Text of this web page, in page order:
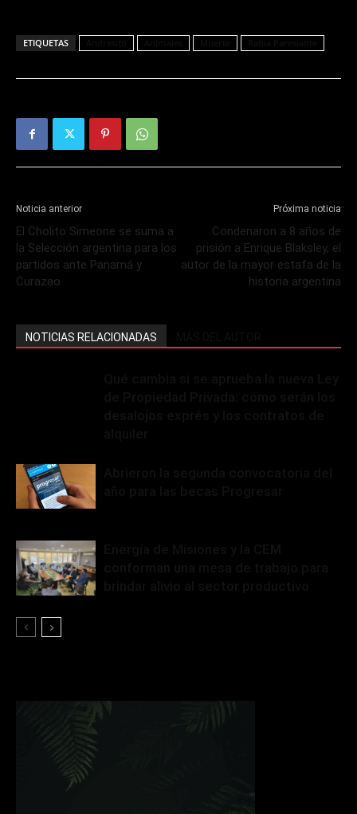
ETIQUETAS
Noticia anterior
El Cholito Simeone se suma a
la Selección argentina para los
partidos ante Panamá y
Curazao
Próxima noticia
Condenaron a 8 años de
prisión a Enrique Blaksley, el
autor de la mayor estafa de la
historia argentina
NOTICIAS RELACIONADAS